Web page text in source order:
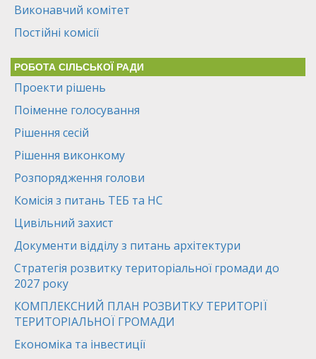
Виконавчий комітет
Постійні комісії
РОБОТА СІЛЬСЬКОЇ РАДИ
Проекти рішень
Поіменне голосування
Рішення сесій
Рішення виконкому
Розпорядження голови
Комісія з питань ТЕБ та НС
Цивільний захист
Документи відділу з питань архітектури
Стратегія розвитку територіальної громади до
2027 року
КОМПЛЕКСНИЙ ПЛАН РОЗВИТКУ ТЕРИТОРІЇ
ТЕРИТОРІАЛЬНОЇ ГРОМАДИ
Економіка та інвестиції